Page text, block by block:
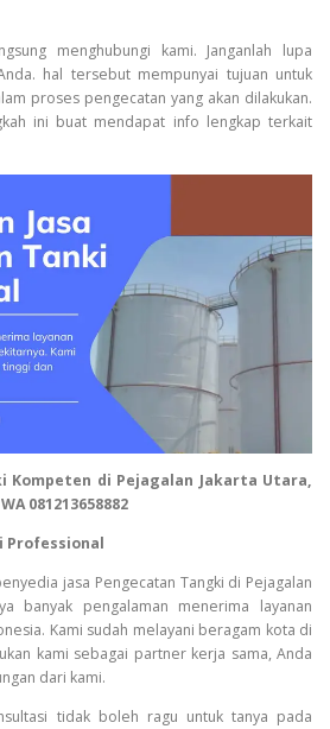
menghubungi kami. Janganlah lupa
hal tersebut mempunyai tujuan untuk
proses pengecatan yang akan dilakukan.
ini buat mendapat info lengkap terkait
Kompeten di Pejagalan Jakarta Utara,
081213658882
Professional
jasa Pengecatan Tangki di Pejagalan
banyak pengalaman menerima layanan
Kami sudah melayani beragam kota di
kami sebagai partner kerja sama, Anda
dari kami.
tidak boleh ragu untuk tanya pada